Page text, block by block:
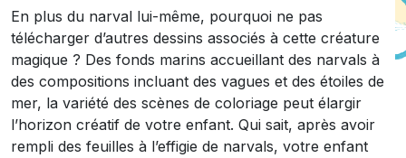
En plus du narval lui-même, pourquoi ne pas
télécharger d’autres dessins associés à cette créature
magique ? Des fonds marins accueillant des narvals à
des compositions incluant des vagues et des étoiles de
mer, la variété des scènes de coloriage peut élargir
l’horizon créatif de votre enfant. Qui sait, après avoir
rempli des feuilles à l’effigie de narvals, votre enfant